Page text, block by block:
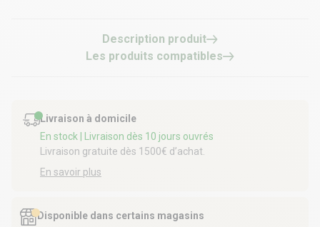
Description produit
Les produits compatibles
Livraison à domicile
En stock
| Livraison dès 10 jours ouvrés
Livraison gratuite dès 1500€ d’achat.
En savoir plus
Disponible dans certains magasins